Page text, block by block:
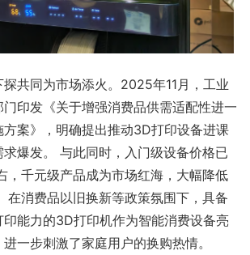
共同为市场添火。2025年11月，工业
印发《关于增强消费品供需适配性进一
案》，明确提出推动3D打印设备进课
爆发。 与此同时，入门级设备价格已
，千元级产品成为市场红海，大幅降低
在消费品以旧换新等政策氛围下，具备
能力的3D打印机作为智能消费设备亮
一步刺激了家庭用户的换购热情。